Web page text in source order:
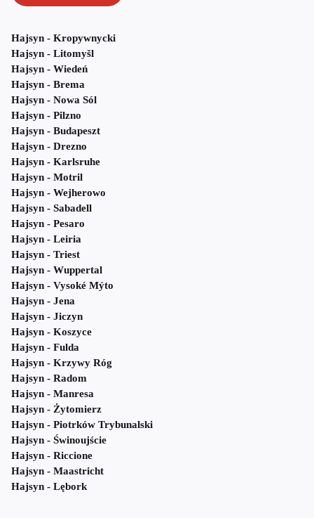
Hajsyn - Kropywnycki
Hajsyn - Litomyšl
Hajsyn - Wiedeń
Hajsyn - Brema
Hajsyn - Nowa Sól
Hajsyn - Pilzno
Hajsyn - Budapeszt
Hajsyn - Drezno
Hajsyn - Karlsruhe
Hajsyn - Motril
Hajsyn - Wejherowo
Hajsyn - Sabadell
Hajsyn - Pesaro
Hajsyn - Leiria
Hajsyn - Triest
Hajsyn - Wuppertal
Hajsyn - Vysoké Mýto
Hajsyn - Jena
Hajsyn - Jiczyn
Hajsyn - Koszyce
Hajsyn - Fulda
Hajsyn - Krzywy Róg
Hajsyn - Radom
Hajsyn - Manresa
Hajsyn - Żytomierz
Hajsyn - Piotrków Trybunalski
Hajsyn - Świnoujście
Hajsyn - Riccione
Hajsyn - Maastricht
Hajsyn - Lębork